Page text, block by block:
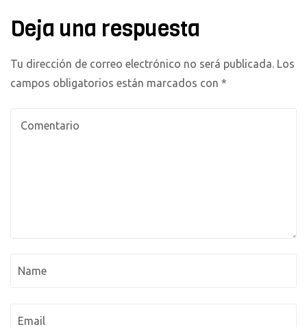
Deja una respuesta
Tu dirección de correo electrónico no será publicada. Los
campos obligatorios están marcados con *